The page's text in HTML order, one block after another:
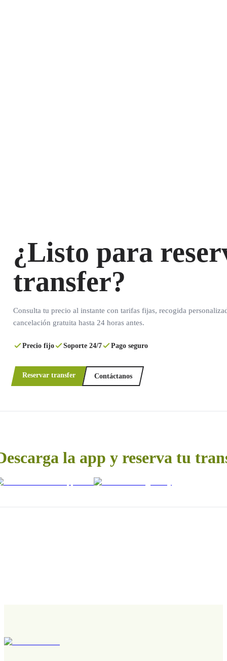
¿Listo para
transfer?
Consulta tu precio al instante con tarifas fijas, recogida
cancelación gratuita hasta 24 horas antes.
Precio fijo Soporte 24/7 Pago seguro
Reservar transfer Contáctanos
la app y reserva tu